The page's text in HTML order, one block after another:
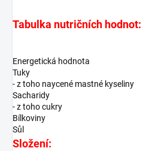
Tabulka nutričních hodnot:
Energetická hodnota
Tuky
- z toho naycené mastné kyseliny
Sacharidy
- z toho cukry
Bílkoviny
Sůl
Složení: